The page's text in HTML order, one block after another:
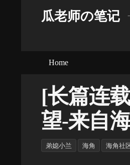
瓜老师の笔记
Home
[长篇连
望-来自
弟媳小兰 海角 海角社